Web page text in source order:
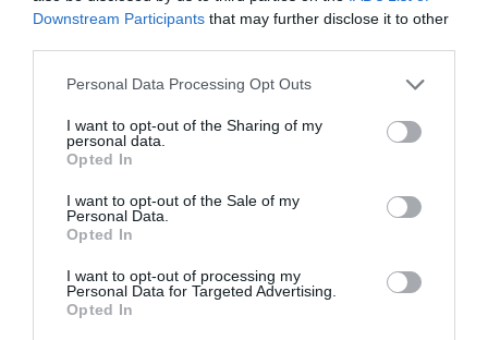
Downstream Participants that may further disclose it to other
Personal Data Processing Opt Outs
I want to opt-out of the Sharing of my
personal data.
Opted In
I want to opt-out of the Sale of my
Personal Data.
Opted In
I want to opt-out of processing my
Personal Data for Targeted Advertising.
Opted In
η Beleduc σχεδιάζει και παράγει ξύλινα εκπαιδευτικά
παιχνίδια που μετατρέπουν κάθε στιγμή δράσης σε
μια ευκαιρία γνώσης. Από τα περίφημαξύλινα
παιχνίδια, μέχρι τις κούκλες κουκλοθεάτρου και τον
δοκιμάζεται εξονυχιστικά για να διασφαλίσει τη
μέγιστη παιδαγωγική αξία. Τα παιχνίδια της Beleduc
τονώνουν τόσο τη γνωστική όσο και τη
παιχνιδιού μέσα στην οικογένεια, ενώ αποτελούν την
νούμερο ένα επιλογή για ποιοτικό χρόνο που
συνδυάζει τη διασκέδαση με την ουσιαστική εξέλιξη